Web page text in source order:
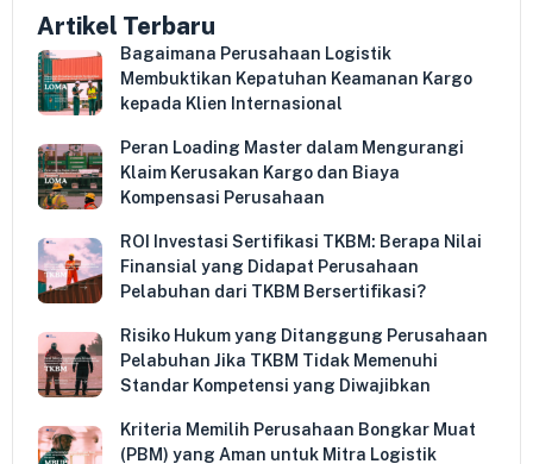
Artikel Terbaru
Bagaimana Perusahaan Logistik
Membuktikan Kepatuhan Keamanan Kargo
kepada Klien Internasional
Peran Loading Master dalam Mengurangi
Klaim Kerusakan Kargo dan Biaya
Kompensasi Perusahaan
ROI Investasi Sertifikasi TKBM: Berapa Nilai
Finansial yang Didapat Perusahaan
Pelabuhan dari TKBM Bersertifikasi?
Risiko Hukum yang Ditanggung Perusahaan
Pelabuhan Jika TKBM Tidak Memenuhi
Standar Kompetensi yang Diwajibkan
Kriteria Memilih Perusahaan Bongkar Muat
(PBM) yang Aman untuk Mitra Logistik